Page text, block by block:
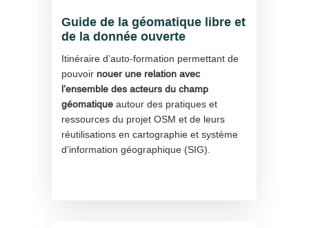
Guide de la géomatique libre et
de la donnée ouverte
Itinéraire d’auto-formation permettant de
pouvoir nouer une relation avec
l’ensemble des acteurs du champ
géomatique autour des pratiques et
ressources du projet OSM et de leurs
réutilisations en cartographie et système
d’information géographique (SIG).